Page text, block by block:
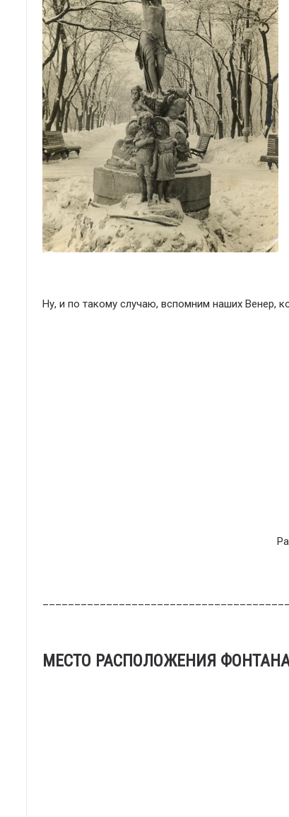
Ну, и по такому случаю, вспомним наших Венер,
МЕСТО РАСПОЛОЖЕНИЯ